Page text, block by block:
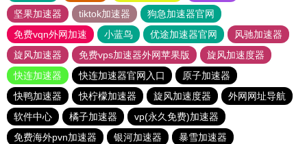
坚果加速器
tiktok加速器
狗急加速器官网
免费vqn外网加速
小蓝鸟 优途加速器官网
风驰加速器
旋风加速器
免费vps加速器外网苹果版
旋风加速度器
快连加速器
快连加速器官网入口
原子加速器
快鸭加速器
快柠檬加速器 旋风加速度器
外网网址导航
软件中心
橘子加速器
vp(永久免费)加速器
免费海外pvn加速器
银河加速器
暴雪加速器